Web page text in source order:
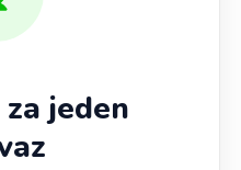
jeden